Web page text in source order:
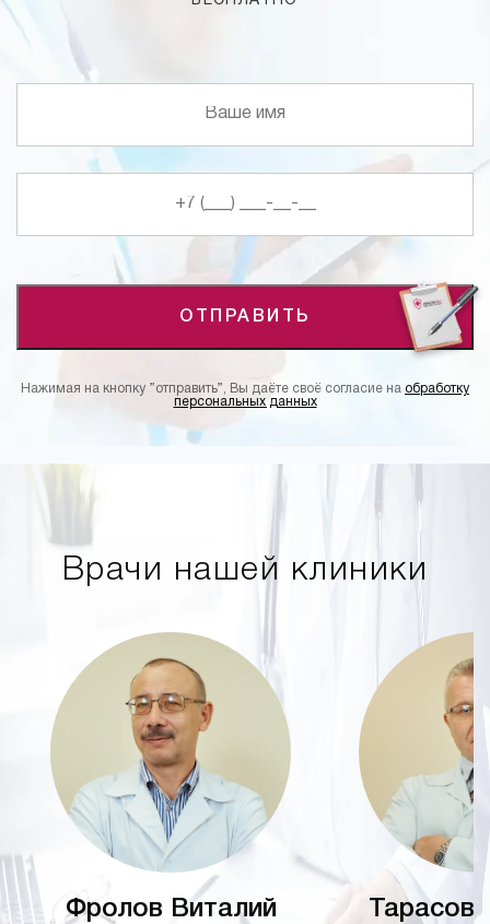
ОТПРАВИТЬ
Нажимая на кнопку ”отправить”, Вы даёте своё согласие на обработку
персональных данных
Врачи нашей клиники
Фролов Виталий
Тарасов